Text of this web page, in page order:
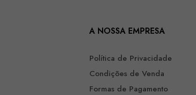
A NOSSA EMPRESA
Política de Privacidade
Condições de Venda
Formas de Pagamento